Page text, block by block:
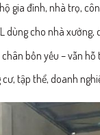
gia đình, nhà trọ,
dùng cho nhà xưởng,
bồn yếu – vẫn
tập thể, doanh